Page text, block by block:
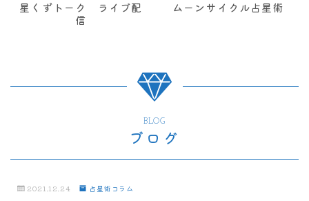
星くずトーク ライブ配
信
ムーンサイクル占星術
BLOG
ブログ
2021.12.24 占星術コラム